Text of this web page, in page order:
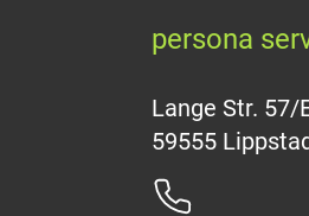
persona
Lange Str. 57/